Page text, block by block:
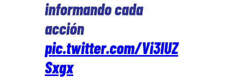
informando cada
acción
pic.twitter.com/Vi3lUZ
Sxgx